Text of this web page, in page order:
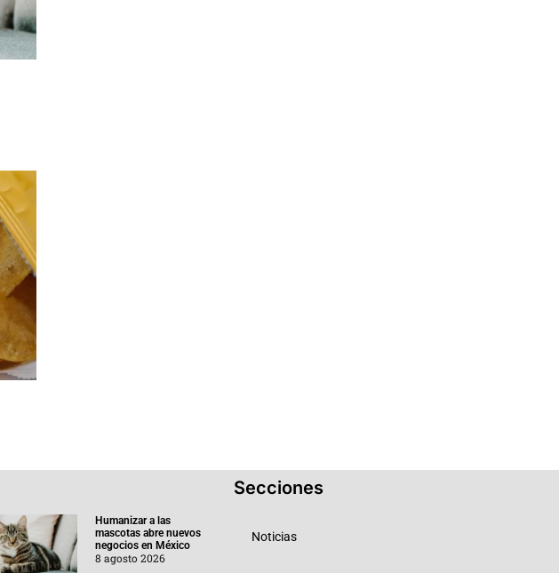
Humanizar a las
mascotas abre nuevos
negocios en México
8 agosto 2026
Secciones
Noticias